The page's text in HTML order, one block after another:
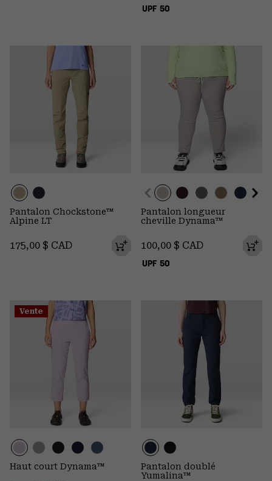
UPF 50
Pantalon Chockstone™
Alpine LT
Regular price:
175,00 $ CAD
UPF 50
Pantalon longueur
cheville Dynama™
Regular price:
100,00 $ CAD
Vente
Haut court Dynama™
Pantalon doublé
Yumalina™